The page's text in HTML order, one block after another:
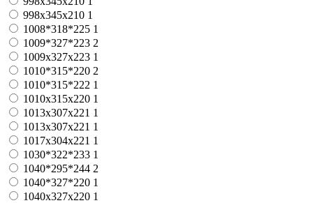
998х345х210 1
1008*318*225 1
1009*327*223 2
1009х327х223 1
1010*315*220 2
1010*315*222 1
1010x315x220 1
1013x307x221 1
1013х307х221 1
1017x304x221 1
1030*322*233 1
1040*295*244 2
1040*327*220 1
1040x327x220 1